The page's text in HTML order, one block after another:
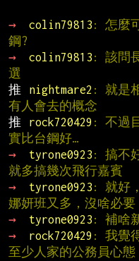
→
colin79813 : 怎麼
鋼?
→
colin79813 : 該問
選
推
nightmare2 : 就是
有人會去的概念
推
rock720429 : 不過
實比台鋼好…
→
tyrone0923 : 搞不
就多搞幾次飛行嘉賓
→
tyrone0923 : 就好
娜妍班又多，沒啥必要
→
tyrone0923 : 補啥
→
rock720429 : 我覺
至少人家的公務員心態